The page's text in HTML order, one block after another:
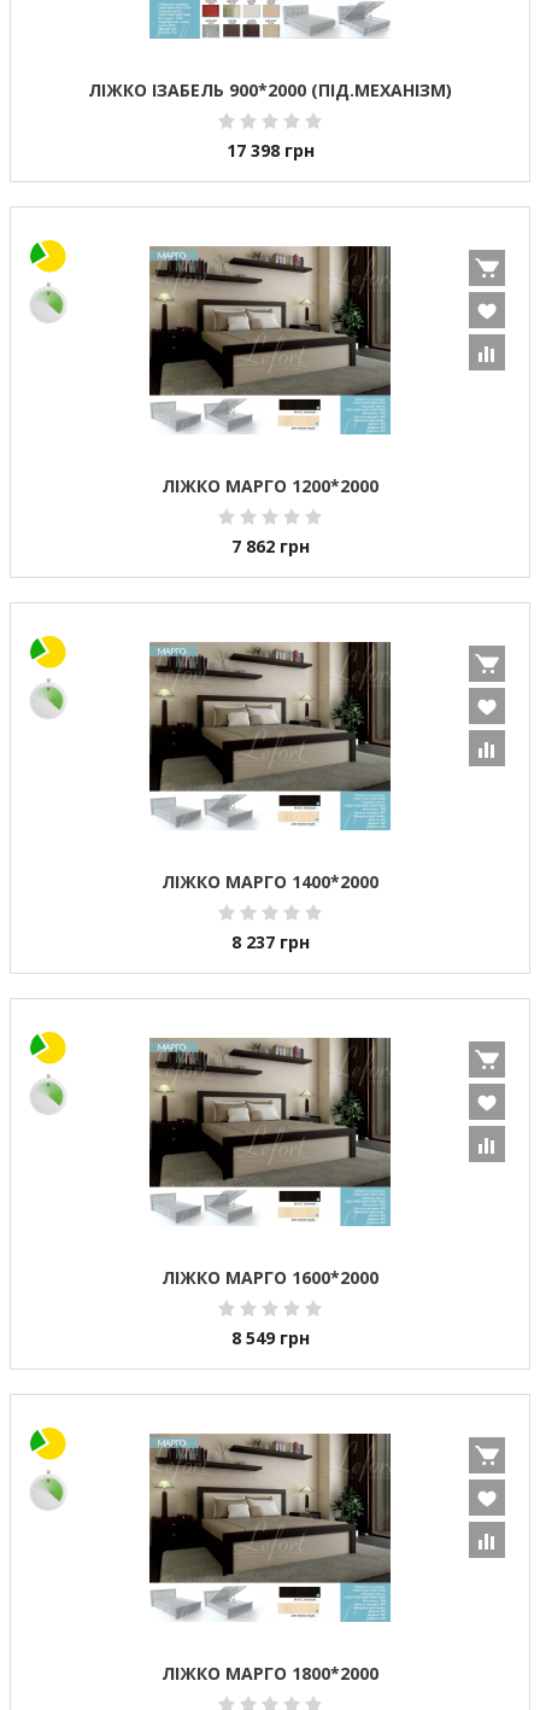
ЛІЖКО ІЗАБЕЛЬ 900*2000 (ПІД.МЕХАНІЗМ)
17 398 грн
ЛІЖКО МАРГО 1200*2000
7 862 грн
ЛІЖКО МАРГО 1400*2000
8 237 грн
ЛІЖКО МАРГО 1600*2000
8 549 грн
ЛІЖКО МАРГО 1800*2000